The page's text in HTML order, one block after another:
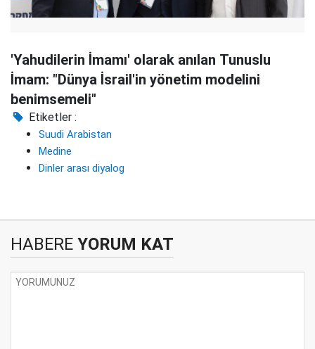
'Yahudilerin İmamı' olarak anılan Tunuslu
İmam: "Dünya İsrail'in yönetim modelini
benimsemeli"
Etiketler :
Suudi Arabistan
Medine
Dinler arası diyalog
HABERE YORUM KAT